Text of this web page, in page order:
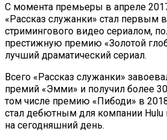
С момента премьеры в апреле
«Рассказ служанки» стал первым
стримингового видео сериалом,
престижную премию «Золотой
лучший драматический сериал.
Всего «Рассказ служанки»
премий «Эмми» и получил более
том числе премию «Пибоди» в
стал дебютным для компании
на сегодняшний день.